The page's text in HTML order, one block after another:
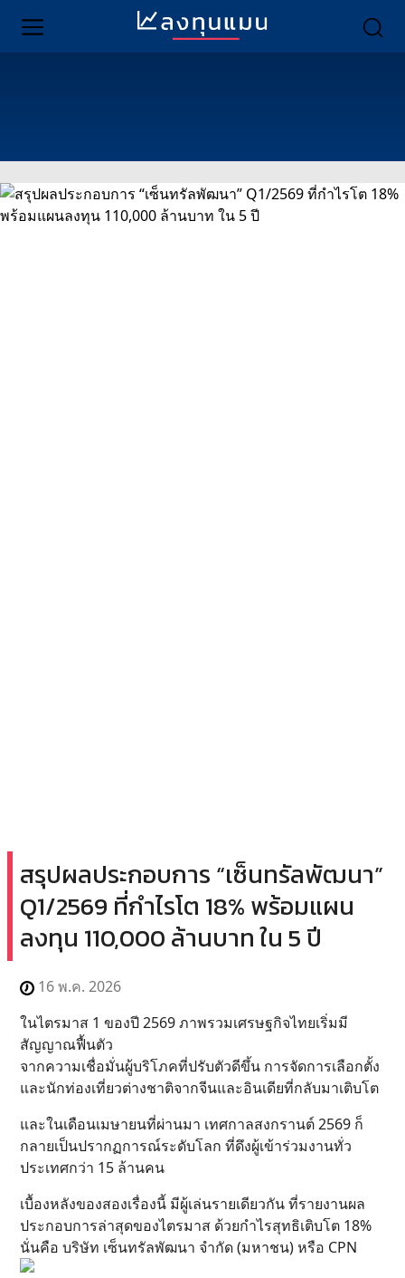
สรุปผลประกอบการ “เซ็นทรัลพัฒนา”
Q1/2569 ที่กำไรโต 18% พร้อมแผน
ลงทุน 110,000 ล้านบาท ใน 5 ปี
16 พ.ค. 2026
ในไตรมาส 1 ของปี 2569 ภาพรวมเศรษฐกิจไทยเริ่มมี
สัญญาณฟื้นตัว
จากความเชื่อมั่นผู้บริโภคที่ปรับตัวดีขึ้น การจัดการเลือกตั้ง
และนักท่องเที่ยวต่างชาติจากจีนและอินเดียที่กลับมาเติบโต
และในเดือนเมษายนที่ผ่านมา เทศกาลสงกรานต์ 2569 ก็
กลายเป็นปรากฏการณ์ระดับโลก ที่ดึงผู้เข้าร่วมงานทั่ว
ประเทศกว่า 15 ล้านคน
เบื้องหลังของสองเรื่องนี้ มีผู้เล่นรายเดียวกัน ที่รายงานผล
ประกอบการล่าสุดของไตรมาส ด้วยกำไรสุทธิเติบโต 18%
นั่นคือ บริษัท เซ็นทรัลพัฒนา จำกัด (มหาชน) หรือ CPN